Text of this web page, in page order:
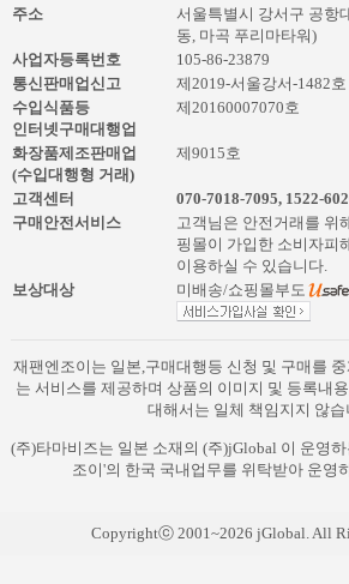
주소
서울특별시 강서구 공항
동, 마곡 푸리마타워)
사업자등록번호
105-86-23879
통신판매업신고
제2019-서울강서-1482호
수입식품등
인터넷구매대행업
제20160007070호
화장품제조판매업
(수입대행형 거래)
제9015호
고객센터 070-7018-7095, 1522-
구매안전서비스
고객님은 안전거래를 위
핑몰이 가입한 소비자피
이용하실 수 있습니다.
보상대상
미배송/쇼핑몰부도
재팬엔조이는 일본,구매대행등 신청 및 구매를
는 서비스를 제공하며 상품의 이미지 및 등록내
대해서는 일체 책임지지 않습
(주)타마비즈는 일본 소재의 (주)jGlobal 이 운영
조이'의 한국 국내업무를 위탁받아 운영
Copyrightⓒ 2001~2026 jGlobal. All